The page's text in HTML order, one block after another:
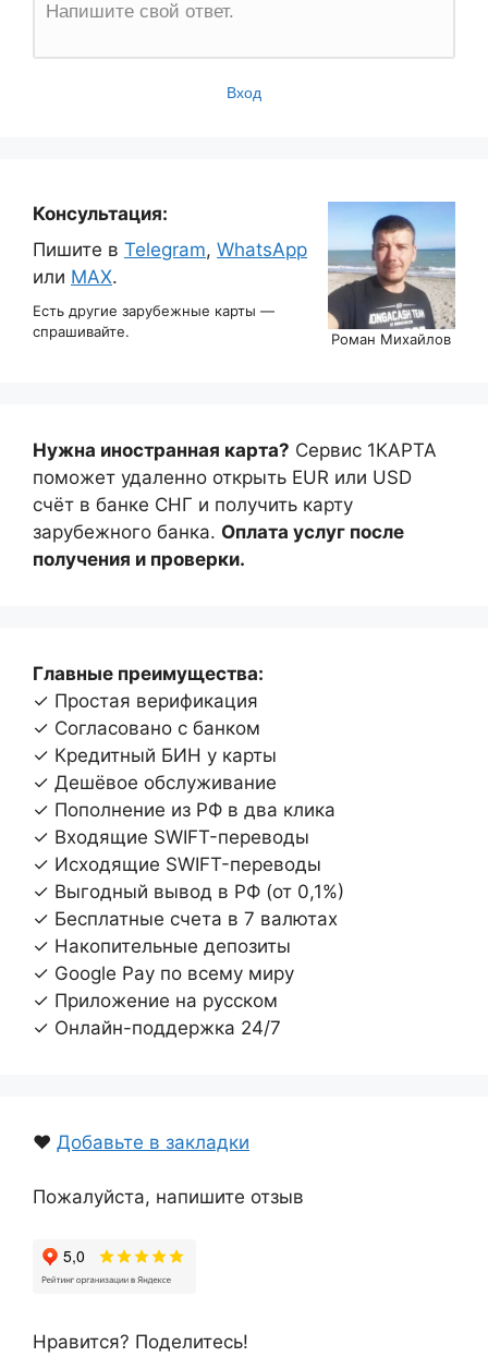
Напишите свой ответ.
Вход
Консультация:
Пишите в Telegram, WhatsApp
или MAX.
Есть другие зарубежные карты —
спрашивайте.
Роман Михайлов
Нужна иностранная карта? Сервис 1КАРТА
поможет удаленно открыть EUR или USD
счёт в банке СНГ и получить карту
зарубежного банка. Оплата услуг после
получения и проверки.
Главные преимущества:
✓ Простая верификация
✓ Согласовано с банком
✓ Кредитный БИН у карты
✓ Дешёвое обслуживание
✓ Пополнение из РФ в два клика
✓ Входящие SWIFT-переводы
✓ Исходящие SWIFT-переводы
✓ Выгодный вывод в РФ (от 0,1%)
✓ Бесплатные счета в 7 валютах
✓ Накопительные депозиты
✓ Google Pay по всему миру
✓ Приложение на русском
✓ Онлайн-поддержка 24/7
❤️ Добавьте в закладки
Пожалуйста, напишите отзыв
Нравится? Поделитесь!